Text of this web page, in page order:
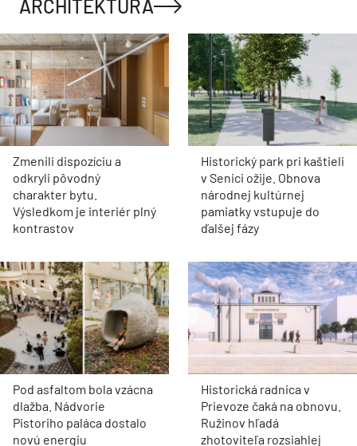
ARCHITEKTÚRA
Zmenili dispozíciu a
odkryli pôvodný
charakter bytu.
Výsledkom je interiér plný
kontrastov
Historický park pri kaštieli
v Senici ožije. Obnova
národnej kultúrnej
pamiatky vstupuje do
ďalšej fázy
Pod asfaltom bola vzácna
dlažba. Nádvorie
Pistoriho paláca dostalo
novú energiu
Historická radnica v
Prievoze čaká na obnovu.
Ružinov hľadá
zhotoviteľa rozsiahlej